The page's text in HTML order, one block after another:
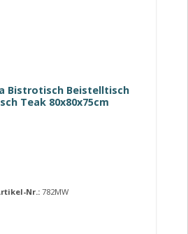
Bistrotisch Beistelltisch
Teak 80x80x75cm
Nr.: 782MW